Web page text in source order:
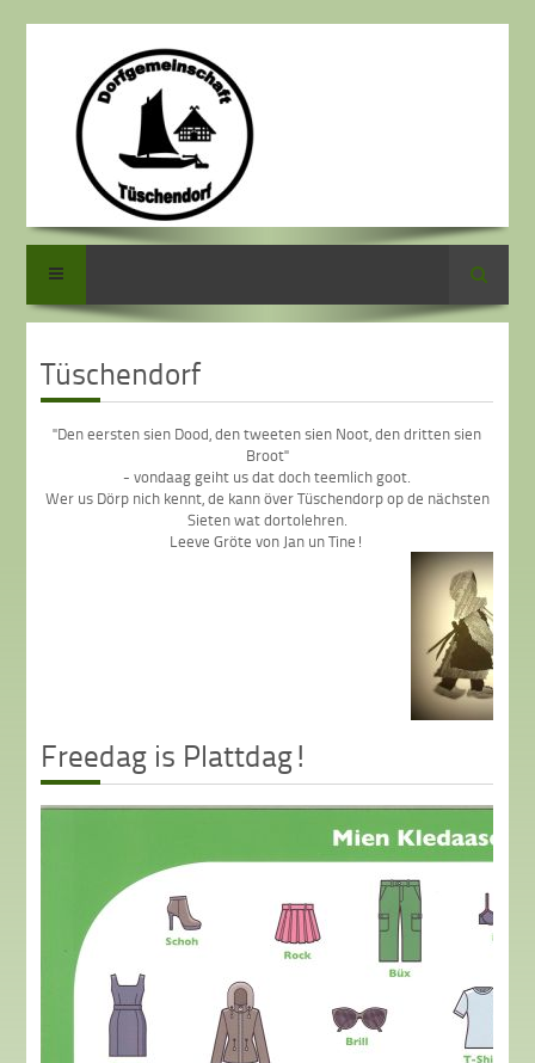
Suche
Tüschendorf
"Den eersten sien Dood, den tweeten sien Noot, den dritten sien
Broot"
- vondaag geiht us dat doch teemlich goot.
Wer us Dörp nich kennt, de kann över Tüschendorp op de nächsten
Sieten wat dortolehren.
Leeve Gröte von Jan un Tine!
Freedag is Plattdag!